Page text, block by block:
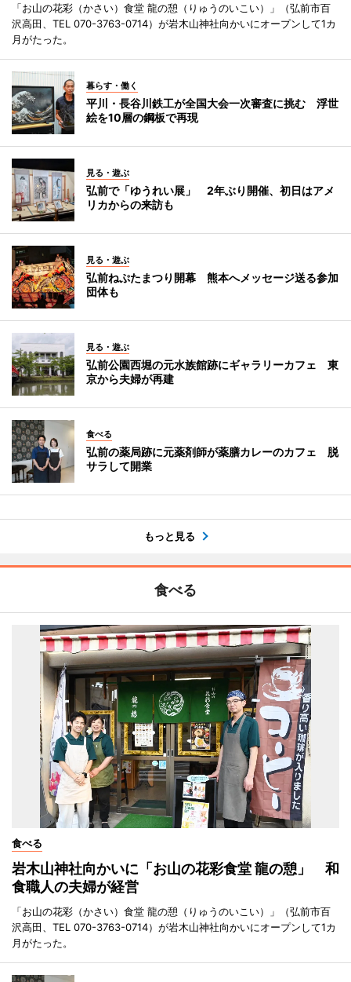
「お山の花彩（かさい）食堂 龍の憩（りゅうのいこい）」（弘前市百
沢高田、TEL 070-3763-0714）が岩木山神社向かいにオープンして1カ
月がたった。
暮らす・働く
平川・長谷川鉄工が全国大会一次審査に挑む 浮世
絵を10層の鋼板で再現
見る・遊ぶ
弘前で「ゆうれい展」 2年ぶり開催、初日はアメ
リカからの来訪も
見る・遊ぶ
弘前ねぷたまつり開幕 熊本へメッセージ送る参加
団体も
見る・遊ぶ
弘前公園西堀の元水族館跡にギャラリーカフェ 東
京から夫婦が再建
食べる
弘前の薬局跡に元薬剤師が薬膳カレーのカフェ 脱
サラして開業
もっと見る
食べる
食べる
岩木山神社向かいに「お山の花彩食堂 龍の憩」 和
食職人の夫婦が経営
「お山の花彩（かさい）食堂 龍の憩（りゅうのいこい）」（弘前市百
沢高田、TEL 070-3763-0714）が岩木山神社向かいにオープンして1カ
月がたった。